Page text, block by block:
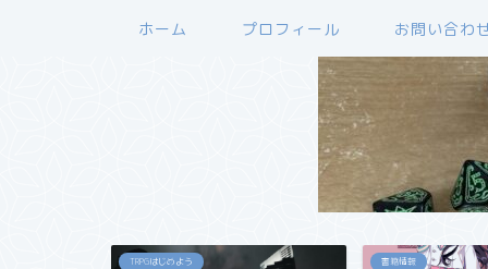
ホーム プロフィール お問い合わ
TRPGはじめよう 書籍情報